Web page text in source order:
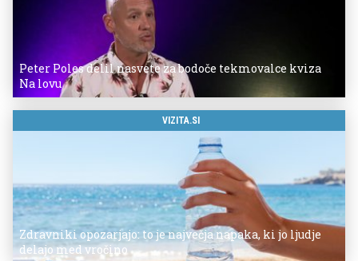
Peter Poles delil nasvete za bodoče tekmovalce kviza
Na lovu
VIZITA.SI
Zdravniki opozarjajo: to je največja napaka, ki jo ljudje
delajo med vročino